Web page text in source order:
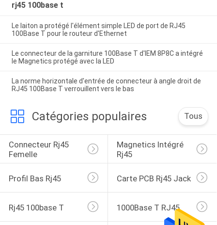
rj45 100base t
Le laiton a protégé l'élément simple LED de port de RJ45
100Base T pour le routeur d'Ethernet
Le connecteur de la garniture 100Base T d'IEM 8P8C a intégré
le Magnetics protégé avec la LED
La norme horizontale d'entrée de connecteur à angle droit de
RJ45 100Base T verrouillent vers le bas
Catégories populaires Tous
Connecteur Rj45
Femelle
Magnetics Intégré
Rj45
Profil Bas Rj45 Carte PCB Rj45 Jack
Rj45 100base T 1000Base T RJ45